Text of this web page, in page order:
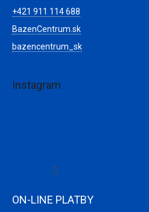
+421 911 114 688
BazenCentrum.sk
bazencentrum_sk
Instagram
ON-LINE PLATBY